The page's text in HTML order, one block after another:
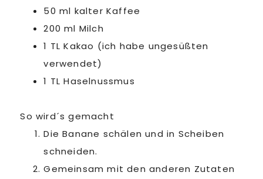
50 ml kalter Kaffee
200 ml Milch
1 TL Kakao (ich habe ungesüßten
verwendet)
1 TL Haselnussmus
So wird´s gemacht
Die Banane schälen und in Scheiben
schneiden.
Gemeinsam mit den anderen Zutaten